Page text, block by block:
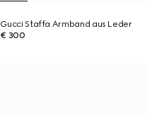
Gucci Staffa Armband aus Leder
€ 300